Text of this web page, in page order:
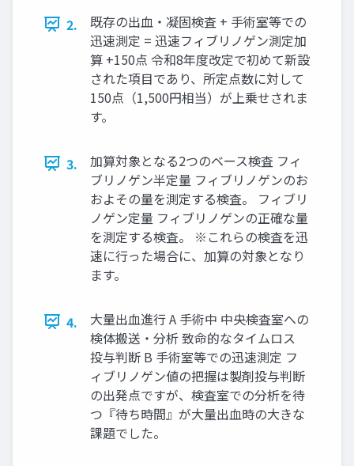
2.
既存の出血・凝固検査 + 手術室等での
迅速測定 = 迅速フィブリノゲン測定加
算 +150点 令和8年度改定で初めて新設
された項目であり、所定点数に対して
150点（1,500円相当）が上乗せされま
す。
3.
加算対象となる2つのベース検査 フィ
ブリノゲン半定量 フィブリノゲンのお
およその量を測定する検査。 フィブリ
ノゲン定量 フィブリノゲンの正確な量
を測定する検査。 ※これらの検査を迅
速に行った場合に、加算の対象となり
ます。
4.
大量出血進行 A 手術中 中央検査室への
検体搬送・分析 致命的なタイムロス
投与判断 B 手術室等での迅速測定 フ
ィブリノゲン値の把握は製剤投与判断
の出発点ですが、検査室での分析を待
つ『待ち時間』が大量出血時の大きな
課題でした。